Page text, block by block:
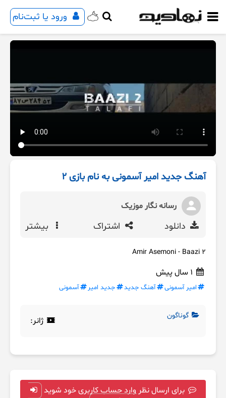
ورود یا ثبت‌نام
آهنگ جدید امیر آسمونی به نام بازی ۲
رسانه نگار موزیک
دانلود اشتراک بیشتر
Amir Asemoni - Baazi 2
امیر آسمونی آهنگ جدید جدید امیر آسمونی
گوناگون ژانر:
برای ارسال نظر وارد حساب کاربری خود شوید